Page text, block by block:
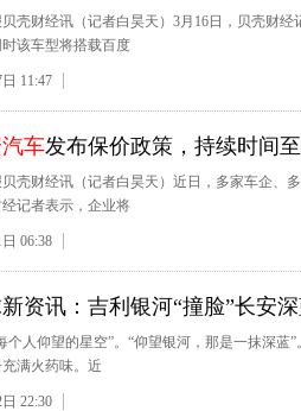
壳财经讯（记者白昊天）3月16日，贝壳财经
该车型将搭载百度
11:47
车发布保价政策，持续时间至
壳财经讯（记者白昊天）近日，多家车企、
经记者表示，企业将
06:38
资讯：吉利银河“撞脸”长安
个人仰望的星空”。“仰望银河，那是一抹深蓝
满火药味。近
22:30